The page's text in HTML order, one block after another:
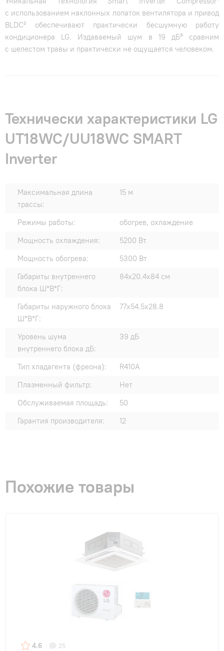
с использованием наклонных лопаток вентилятора и привод
BLDC² обеспечивают практически бесшумную работу
кондиционера LG. Издаваемый шум в 19 дБ³ сравним
с шелестом травы и практически не ощущается человеком.
Технически характеристики LG
UT18WC/UU18WC SMART
Inverter
Максимальная длина
трассы:
15 м
Режимы работы:
обогрев, охлаждение
Мощность охлаждения:
5200 Вт
Мощность обогрева:
5300 Вт
Габариты внутреннего
блока Ш*В*Г:
84x20.4x84 см
Габариты наружного блока
Ш*В*Г:
77x54.5x28.8
Уровень шума
внутреннего блока дБ:
39 дБ
Тип хладагента (фреона):
R410A
Плазменный фильтр:
Нет
Обслуживаемая площадь:
50
Гарантия производителя:
12
Похожие товары
4.6 25